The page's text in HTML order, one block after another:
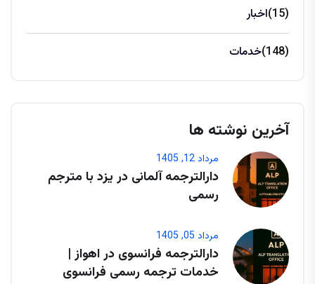
اخبار (15)
خدمات (148)
آخرین نوشته ها
مرداد 12, 1405
دارالترجمه آلمانی در یزد با مترجم
رسمی
مرداد 05, 1405
دارالترجمه فرانسوی در اهواز |
خدمات ترجمه رسمی فرانسوی